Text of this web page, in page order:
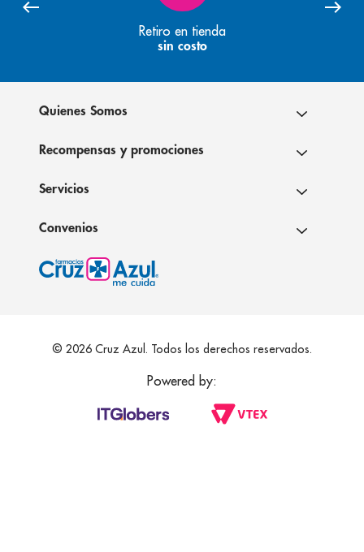
Retiro en tienda
sin costo
Quienes Somos
Recompensas y promociones
Servicios
Convenios
© 2026 Cruz Azul. Todos los derechos reservados.
Powered by: